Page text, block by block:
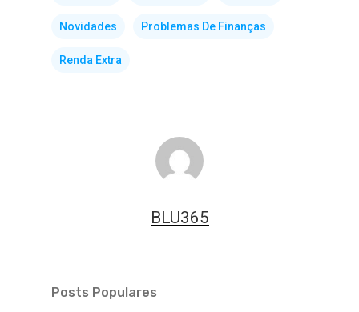
Novidades Problemas De Finanças
Renda Extra
BLU365
Posts Populares